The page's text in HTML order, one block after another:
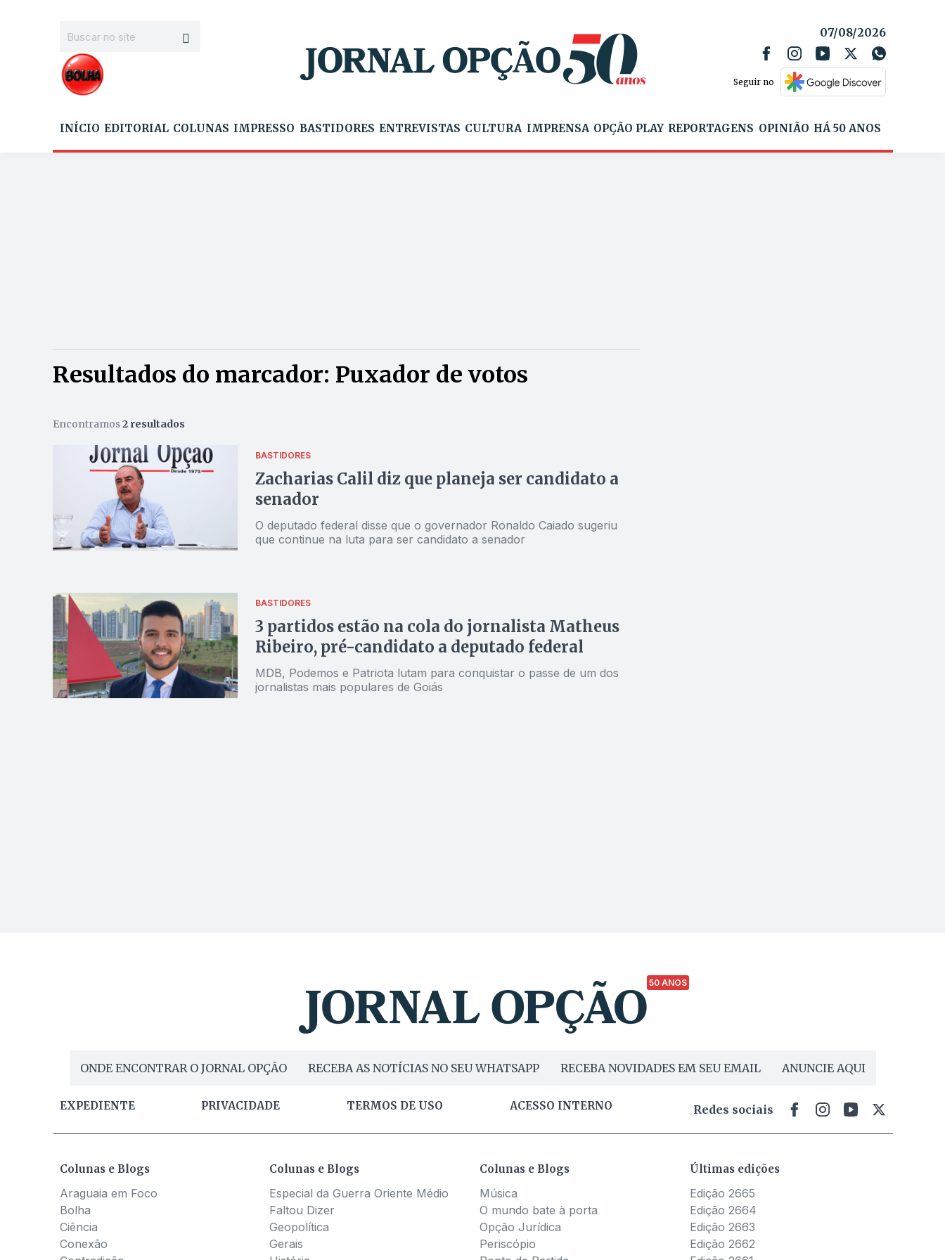
07/08/2026
Seguir no
INÍCIO EDITORIAL COLUNAS IMPRESSO BASTIDORES ENTREVISTAS CULTURA IMPRENSA OPÇÃO PLAY REPORTAGENS OPINIÃO HÁ 50 ANOS
Resultados do marcador: Puxador de votos
Encontramos2 resultados
BASTIDORES
Zacharias Calil diz que planeja ser candidato a
senador
O deputado federal disse que o governador Ronaldo Caiado sugeriu
que continue na luta para ser candidato a senador
BASTIDORES
3 partidos estão na cola do jornalista Matheus
Ribeiro, pré-candidato a deputado federal
MDB, Podemos e Patriota lutam para conquistar o passe de um dos
jornalistas mais populares de Goiás
50 ANOS
ONDE ENCONTRAR O JORNAL OPÇÃO RECEBA AS NOTÍCIAS NO SEU WHATSAPP RECEBA NOVIDADES EM SEU EMAIL ANUNCIE AQUI
EXPEDIENTE PRIVACIDADE TERMOS DE USO ACESSO INTERNO Redes sociais
Colunas e Blogs
Araguaia em Foco
Bolha
Ciência
Conexão
Colunas e Blogs
Especial da Guerra Oriente Médio
Faltou Dizer
Geopolítica
Gerais
Colunas e Blogs
Música
O mundo bate à porta
Opção Jurídica
Periscópio
Últimas edições
Edição 2665
Edição 2664
Edição 2663
Edição 2662